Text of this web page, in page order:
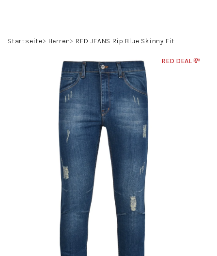
Startseite Herren RED JEANS Rip Blue Skinny Fit
RED DEAL 💸